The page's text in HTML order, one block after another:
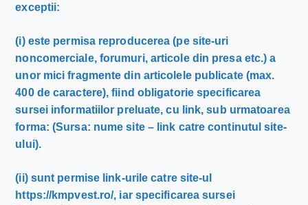
exceptii:
(i) este permisa reproducerea (pe site-uri
noncomerciale, forumuri, articole din presa etc.) a
unor mici fragmente din articolele publicate (max.
400 de caractere), fiind obligatorie specificarea
sursei informatiilor preluate, cu link, sub urmatoarea
forma: (Sursa: nume site – link catre continutul site-
ului).
(ii) sunt permise link-urile catre site-ul
https://kmpvest.ro/, iar specificarea sursei